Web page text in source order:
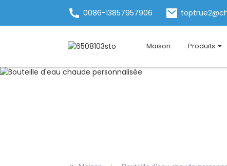
0086-13857957906
Maison Produits